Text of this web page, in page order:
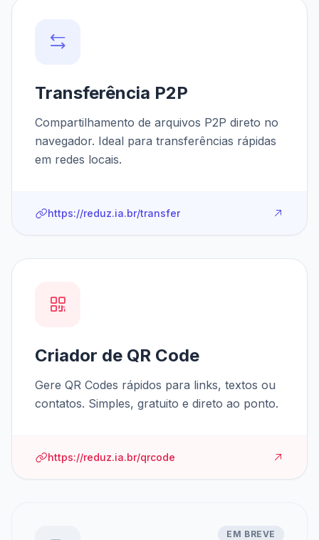
Transferência P2P
Compartilhamento de arquivos P2P direto no
navegador. Ideal para transferências rápidas
em redes locais.
https://reduz.ia.br/transfer
Criador de QR Code
Gere QR Codes rápidos para links, textos ou
contatos. Simples, gratuito e direto ao ponto.
https://reduz.ia.br/qrcode
EM BREVE